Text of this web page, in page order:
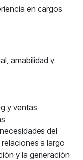
en cargos
amabilidad y
y ventas
del
a largo
y la generación